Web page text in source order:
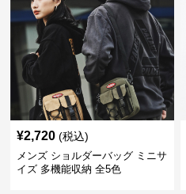
¥2,720 (税込)
メンズ ショルダーバッグ ミニサ
イズ 多機能収納 全5色